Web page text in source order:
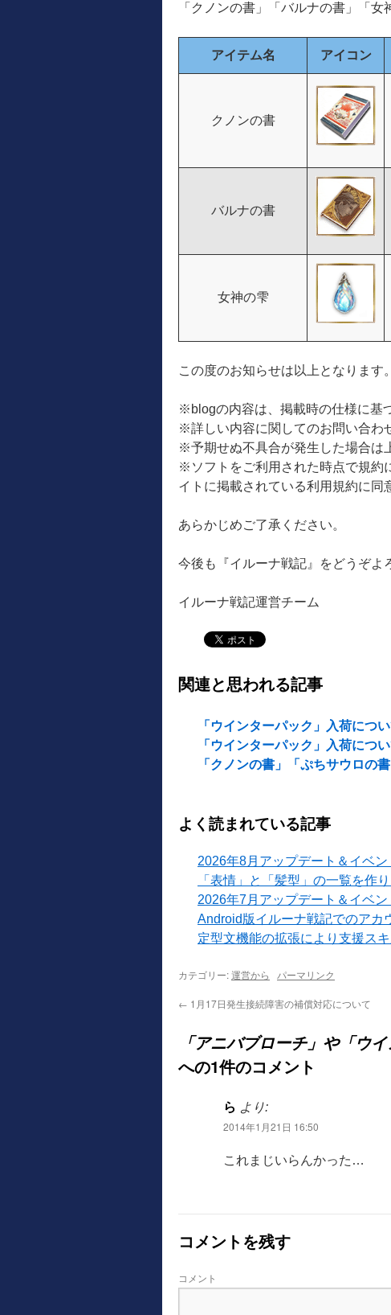
「クノンの書」「バルナの書」「
アイテム名 アイコン
クノンの書
バルナの書
女神の雫
この度のお知らせは以上となります。
※blogの内容は、掲載時の仕様に基
※詳しい内容に関してのお問い合わ
※予期せぬ不具合が発生した場合は
※ソフトをご利用された時点で規約
イトに掲載されている利用規約に同
あらかじめご了承ください。
今後も『イルーナ戦記』をどうぞよ
イルーナ戦記運営チーム
関連と思われる記事
「ウインターパック」入荷につ
「ウインターパック」入荷につ
「クノンの書」「ぷちサウロの
よく読まれている記事
2026年8月アップデート＆イベン
「表情」と「髪型」の一覧を作
2026年7月アップデート＆イベン
Android版イルーナ戦記でのアカ
定型文機能の拡張により支援ス
カテゴリー:運営から パーマリンク
← 1月17日発生接続障害の補償対応について
「アニバブローチ」や「ウ
への1件のコメント
ら より:
2014年1月21日 16:50
これまじいらんかった…
コメントを残す
コメント